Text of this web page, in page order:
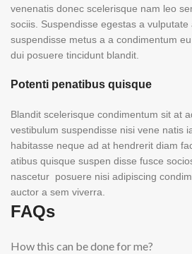
venenatis donec scelerisque nam leo
sociis. Suspendisse egestas a
suspendisse metus a a condimentum
dui posuere tincidunt blandit.
Potenti penatibus quisque
Blandit scelerisque condimentum sit at
vestibulum suspendisse nisi vene natis
habitasse neque ad at hendrerit diam
atibus quisque suspen disse fusce
nascetur posuere nisi adipiscing
auctor a sem viverra.
FAQs
How this can be done for me?